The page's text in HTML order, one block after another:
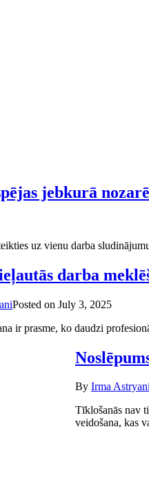
jebkurā nozarē
uz vienu darba
darba
Posted on July 3, 2025
ir prasme, ko daudzi
By Irma
Tīklošanās nav
veidošana, kas